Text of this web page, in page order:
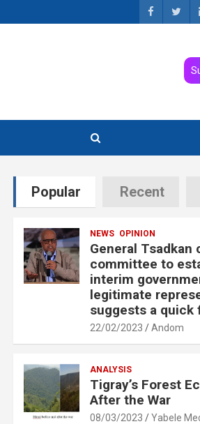
Popular Recent
NEWS OPINION
General
committee to
interim
legitimate
suggests a quick
22/02/2023 Andom
ANALYSIS
Tigray’s Forest
After the War
08/03/2023 Yabele